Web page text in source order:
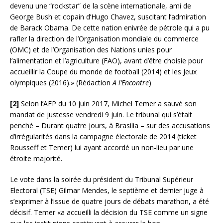
devenu une “rockstar” de la scène internationale, ami de
George Bush et copain d’Hugo Chavez, suscitant l’admiration
de Barack Obama. De cette nation enivrée de pétrole qui a pu
rafler la direction de l’Organisation mondiale du commerce
(OMC) et de l’Organisation des Nations unies pour
l’alimentation et l’agriculture (FAO), avant d’être choisie pour
accueillir la Coupe du monde de football (2014) et les Jeux
olympiques (2016).» (Rédaction A l’Encontre)
[2] Selon l’AFP du 10 juin 2017, Michel Temer a sauvé son
mandat de justesse vendredi 9 juin. Le tribunal qui s’était
penché – Durant quatre jours, à Brasilia – sur des accusations
d’irrégularités dans la campagne électorale de 2014 (ticket
Rousseff et Temer) lui ayant accordé un non-lieu par une
étroite majorité.
Le vote dans la soirée du président du Tribunal Supérieur
Electoral (TSE) Gilmar Mendes, le septième et dernier juge à
s’exprimer à l’issue de quatre jours de débats marathon, a été
décisif. Temer «a accueilli la décision du TSE comme un signe